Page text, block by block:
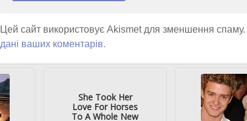
Цей сайт використовує Akismet для зменшення спаму.
дані ваших коментарів.